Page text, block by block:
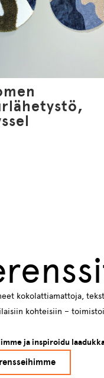
kokolattiamattoja,
kohteisiin –
ja inspiroidu